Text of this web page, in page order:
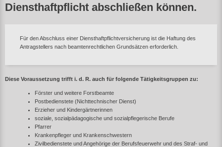
Diensthaftpflicht abschließen können.
Für den Abschluss einer Diensthaftpflichtversicherung ist die Haftung des
Antragstellers nach beamtenrechtlichen Grundsätzen erforderlich.
Diese Voraussetzung trifft i. d. R. auch für folgende Tätigkeitsgruppen zu:
Förster und weitere Forstbeamte
Postbedienstete (Nichttechnischer Dienst)
Erzieher und Kindergärtnerinnen
soziale, sozialpädagogische und sozialpflegerische Berufe
Pfarrer
Krankenpfleger und Krankenschwestern
Zivilbedienstete und Angehörige der Berufsfeuerwehr und des Straf- und